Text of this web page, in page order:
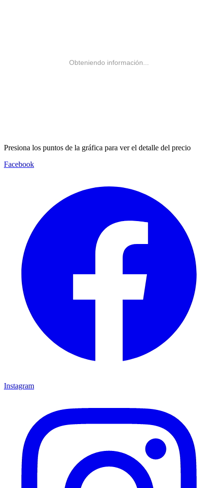
Obteniendo información...
Presiona los puntos de la gráfica para ver el detalle del precio
Facebook
Instagram